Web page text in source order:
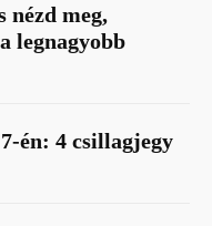
nézd meg,
legnagyobb
én: 4 csillagjegy